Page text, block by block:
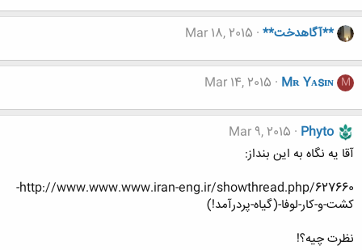
**آگاهدخت** Mar 18, 2015
M
Mʀ Yᴀsɪɴ
Mar 14, 2015
Phyto
Mar 9, 2015
آقا یه نگاه به این بنداز:
http://www.www.www.iran-eng.ir/showthread.php/627660-
کشت-و-کار-لوفا-(گیاه-پردرآمد!)
نظرت چیه؟!